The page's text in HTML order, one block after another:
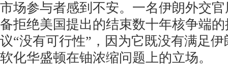
市场参与者感到不安。一名伊朗外交
备拒绝美国提出的结束数十年核争端
议“没有可行性”，因为它既没有满足
软化华盛顿在铀浓缩问题上的立场。